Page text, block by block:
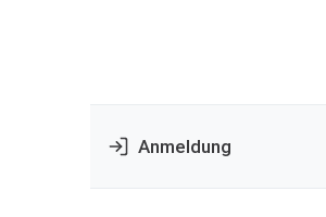
Anmeldung